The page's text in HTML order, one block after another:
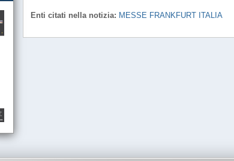
Enti citati nella notizia: MESSE FRANKFURT ITALIA